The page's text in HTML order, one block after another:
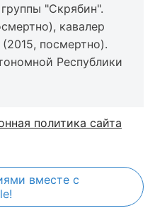
"Скрябин".
кавалер
посмертно).
Республики
политика сайта
вместе с